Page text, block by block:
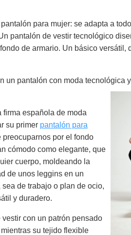
para mujer: se adapta a
pantalón de vestir tecnológico
de armario. Un básico versátil,
un pantalón con moda tecnológica
firma española de moda
su primer pantalón para
preocuparnos por el fondo
cómodo como elegante, que
cuerpo, moldeando la
de unos leggins en un
de trabajo o plan de ocio,
y duradero.
con ​​un patrón pensado
su tejido flexible